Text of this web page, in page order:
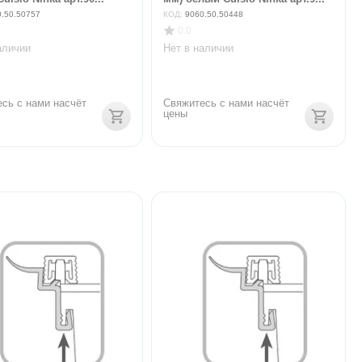
с нами насчёт
КОД: 9060.50.50448
Нет в наличии
Свяжитесь с нами насчёт
цены